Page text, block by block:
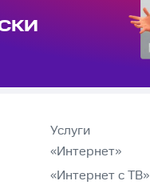
Услуги
«Интернет»
«Интернет с ТВ»